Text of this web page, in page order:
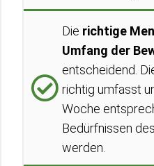
Die richtige
Umfang der
entscheidend.
richtig umfasst
Woche
Bedürfnissen
werden.